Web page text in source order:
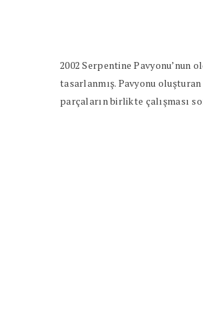
2002 Serpentine
tasarlanmış. Pavyonu
parçaların birlikte çalışması